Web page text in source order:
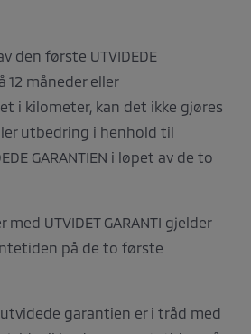
den første UTVIDEDE
12 måneder eller
i kilometer, kan det ikke gjøres
utbedring i henhold til
GARANTIEN i løpet av de to
UTVIDET GARANTI gjelder
på de to første
garantien er i tråd med